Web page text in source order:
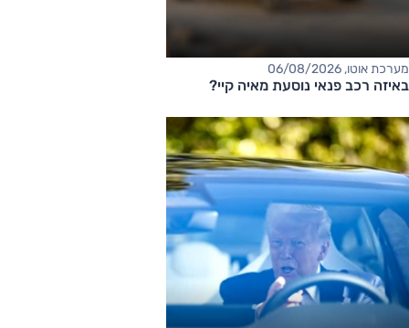
מערכת אוטו, 06/08/2026
באיזה רכב פנאי נוסעת מאיה קיי?